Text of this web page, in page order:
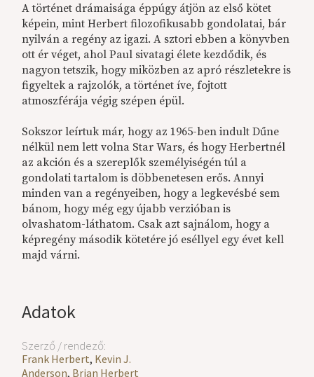
Adatok
Szerző / rendező:
Frank Herbert, Kevin J.
Anderson, Brian Herbert
A történet drámaisága éppúgy átjön az első kötet
képein, mint Herbert filozofikusabb gondolatai, bár
nyilván a regény az igazi. A sztori ebben a könyvben
ott ér véget, ahol Paul sivatagi élete kezdődik, és
nagyon tetszik, hogy miközben az apró részletekre is
figyeltek a rajzolók, a történet íve, fojtott
atmoszférája végig szépen épül.
Sokszor leírtuk már, hogy az 1965-ben indult Dűne
nélkül nem lett volna Star Wars, és hogy Herbertnél
az akción és a szereplők személyiségén túl a
gondolati tartalom is döbbenetesen erős. Annyi
minden van a regényeiben, hogy a legkevésbé sem
bánom, hogy még egy újabb verzióban is
olvashatom-láthatom. Csak azt sajnálom, hogy a
képregény második kötetére jó eséllyel egy évet kell
majd várni.